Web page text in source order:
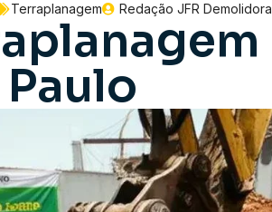
Terraplanagem Redação JFR Demolidora